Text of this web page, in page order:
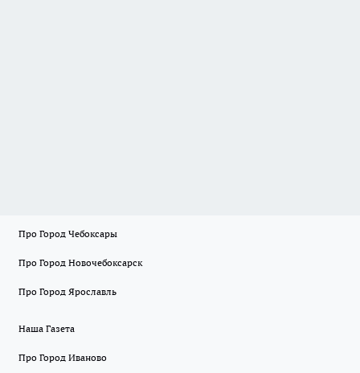
Про Город Чебоксары
Про Город Новочебоксарск
Про Город Ярославль
Наша Газета
Про Город Иваново